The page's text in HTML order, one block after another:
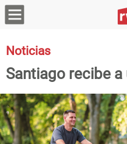
Noticias
Santiago recibe